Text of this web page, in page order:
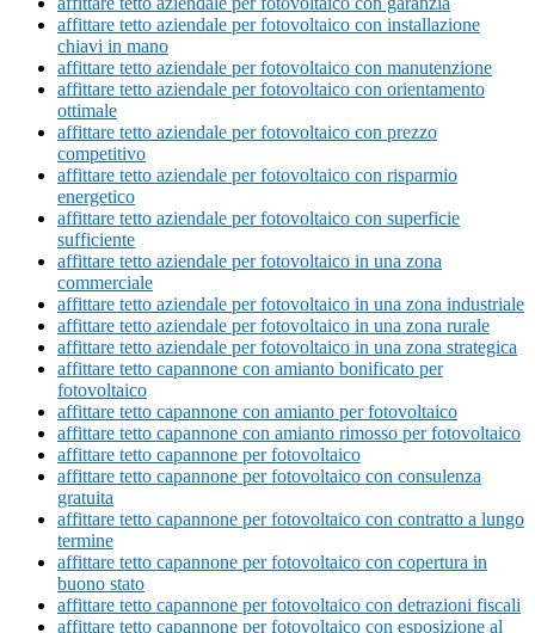
affittare tetto aziendale per fotovoltaico con installazione
chiavi in mano
affittare tetto aziendale per fotovoltaico con manutenzione
affittare tetto aziendale per fotovoltaico con orientamento
ottimale
affittare tetto aziendale per fotovoltaico con prezzo
competitivo
affittare tetto aziendale per fotovoltaico con risparmio
energetico
affittare tetto aziendale per fotovoltaico con superficie
sufficiente
affittare tetto aziendale per fotovoltaico in una zona
commerciale
affittare tetto aziendale per fotovoltaico in una zona industriale
affittare tetto aziendale per fotovoltaico in una zona rurale
affittare tetto aziendale per fotovoltaico in una zona strategica
affittare tetto capannone con amianto bonificato per
fotovoltaico
affittare tetto capannone con amianto per fotovoltaico
affittare tetto capannone con amianto rimosso per fotovoltaico
affittare tetto capannone per fotovoltaico
affittare tetto capannone per fotovoltaico con consulenza
gratuita
affittare tetto capannone per fotovoltaico con contratto a lungo
termine
affittare tetto capannone per fotovoltaico con copertura in
buono stato
affittare tetto capannone per fotovoltaico con detrazioni fiscali
affittare tetto capannone per fotovoltaico con esposizione al